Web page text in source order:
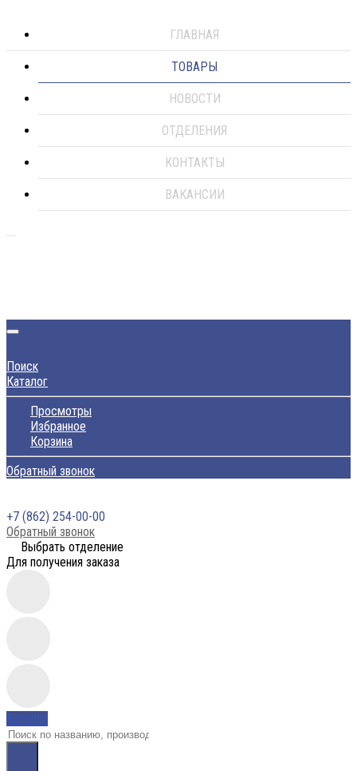
ГЛАВНАЯ
ТОВАРЫ
НОВОСТИ
ОТДЕЛЕНИЯ
КОНТАКТЫ
ВАКАНСИИ
Поиск
Каталог
Просмотры
Избранное
Корзина
Обратный звонок
+7 (862) 254-00-00
Обратный звонок
Выбрать отделение
Для получения заказа
Каталог